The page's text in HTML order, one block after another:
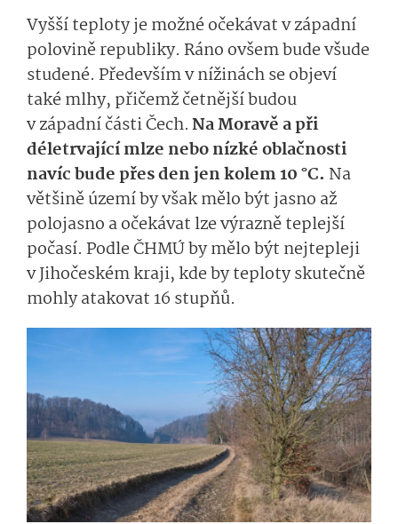
Vyšší teploty je možné očekávat v západní
polovině republiky. Ráno ovšem bude všude
studené. Především v nížinách se objeví
také mlhy, přičemž četnější budou
v západní části Čech.Na Moravě a při
déletrvající mlze nebo nízké oblačnosti
navíc bude přes den jen kolem 10 °C. Na
většině území by však mělo být jasno až
polojasno a očekávat lze výrazně teplejší
počasí. Podle ČHMÚ by mělo být nejtepleji
v Jihočeském kraji, kde by teploty skutečně
mohly atakovat 16 stupňů.